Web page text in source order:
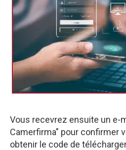
Vous recevrez ensuite un e-
Camerfirma" pour confirmer
obtenir le code de